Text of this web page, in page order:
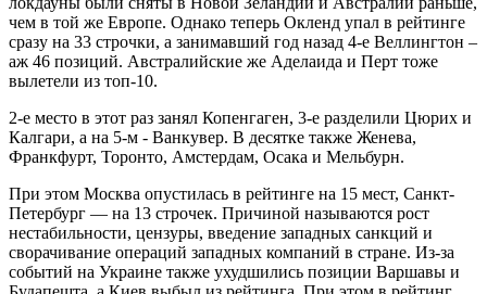
чем в той же Европе. Однако теперь Окленд упал в рейтинге
сразу на 33 строчки, а занимавший год назад 4-е Веллингтон –
аж 46 позиций. Австралийские же Аделаида и Перт тоже
вылетели из топ-10.
2-е место в этот раз занял Копенгаген, 3-е разделили Цюрих и
Калгари, а на 5-м - Ванкувер. В десятке также Женева,
Франкфурт, Торонто, Амстердам, Осака и Мельбурн.
При этом Москва опустилась в рейтинге на 15 мест, Санкт-
Петербург — на 13 строчек. Причиной называются рост
нестабильности, цензуры, введение западных санкций и
сворачивание операций западных компаний в стране. Из-за
событий на Украине также ухудшились позиции Варшавы и